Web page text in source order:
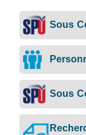
Sous
Sous